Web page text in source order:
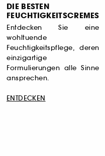
DIE BESTEN
FEUCHTIGKEITSCREMES
Entdecken Sie eine
wohltuende
Feuchtigkeitspflege, deren
einzigartige
Formulierungen alle Sinne
ansprechen.
ENTDECKEN